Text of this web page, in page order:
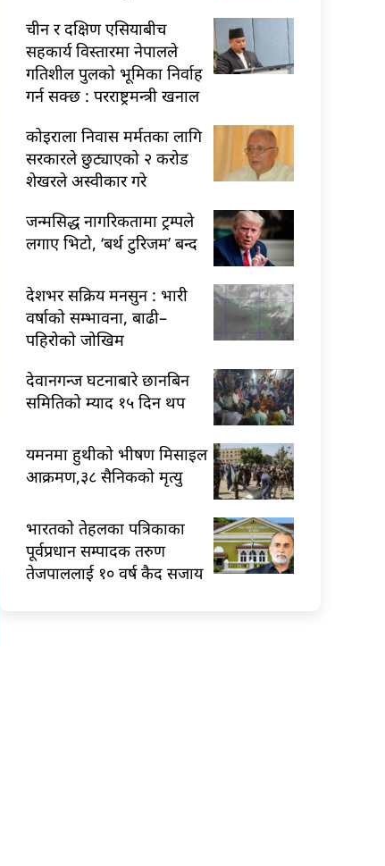
चीन र दक्षिण एसियाबीच
सहकार्य विस्तारमा नेपालले
गतिशील पुलको भूमिका निर्वाह
गर्न सक्छ : परराष्ट्रमन्त्री खनाल
कोइराला निवास मर्मतका लागि
सरकारले छुट्याएको २ करोड
शेखरले अस्वीकार गरे
जन्मसिद्ध नागरिकतामा ट्रम्पले
लगाए भिटो, ‘बर्थ टुरिजम’ बन्द
देशभर सक्रिय मनसुन : भारी
वर्षाको सम्भावना, बाढी–
पहिरोको जोखिम
देवानगन्ज घटनाबारे छानबिन
समितिको म्याद १५ दिन थप
यमनमा हुथीको भीषण मिसाइल
आक्रमण,३८ सैनिकको मृत्यु
भारतकाे तेहलका पत्रिकाका
पूर्वप्रधान सम्पादक तरुण
तेजपाललाई १० वर्ष कैद सजाय